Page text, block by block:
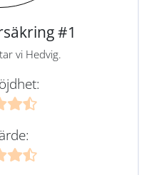
#1
vi Hedvig.